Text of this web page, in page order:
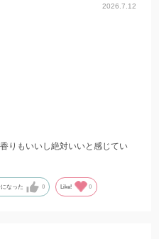
2026.7.12
りもいいし絶対いいと感じてい
なった 0 Like! 0